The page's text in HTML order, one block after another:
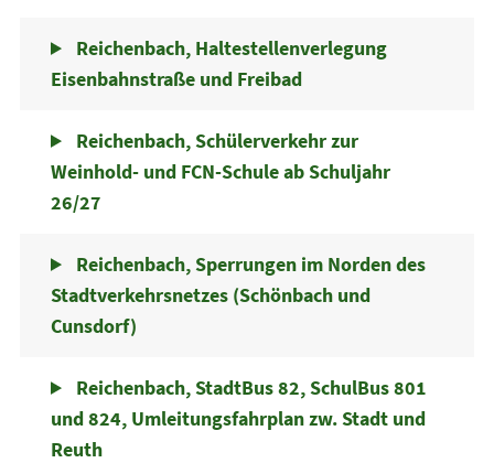
Reichenbach, Haltestellenverlegung
Eisenbahnstraße und Freibad
Reichenbach, Schülerverkehr zur
Weinhold- und FCN-Schule ab Schuljahr
26/27
Reichenbach, Sperrungen im Norden des
Stadtverkehrsnetzes (Schönbach und
Cunsdorf)
Reichenbach, StadtBus 82, SchulBus 801
und 824, Umleitungsfahrplan zw. Stadt und
Reuth